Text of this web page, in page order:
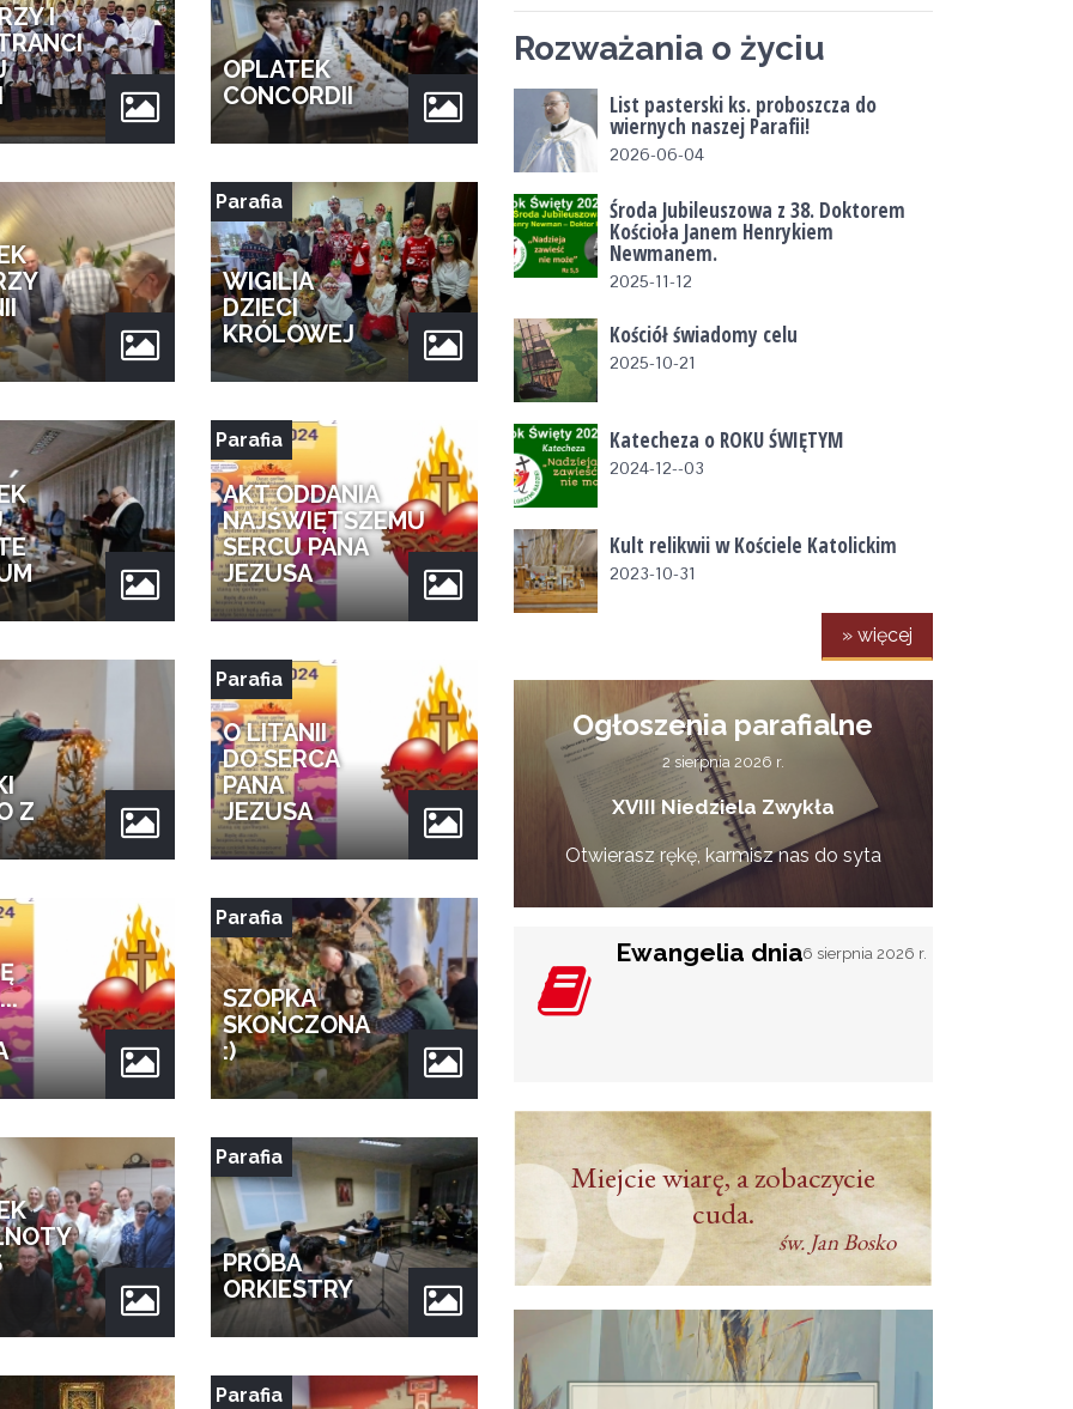
I
OPLATEK
CONCORDII
WIGILIA
DZIECI
KRÓLOWEJ
Parafia
AKT ODDANIA
NAJŚWIĘTSZEMU
SERCU PANA
JEZUSA
Parafia
Z
O LITANII
DO SERCA
PANA
JEZUSA
Parafia
SZOPKA
SKOŃCZONA
:)
Parafia
PRÓBA
ORKIESTRY
Parafia
Parafia
Rozważania o życiu
List pasterski ks. proboszcza do
wiernych naszej Parafii!
2026-06-04
Środa Jubileuszowa z 38. Doktorem
Kościoła Janem Henrykiem
Newmanem.
2025-11-12
Kościół świadomy celu
2025-10-21
Katecheza o ROKU ŚWIĘTYM
2024-12--03
Kult relikwii w Kościele Katolickim
2023-10-31
» więcej
Ogłoszenia parafialne
2 sierpnia 2026 r.
XVIII Niedziela Zwykła
Otwierasz rękę, karmisz nas do syta
Ewangelia dnia6 sierpnia 2026 r.
Miejcie wiarę, a zobaczycie
cuda.
św. Jan Bosko